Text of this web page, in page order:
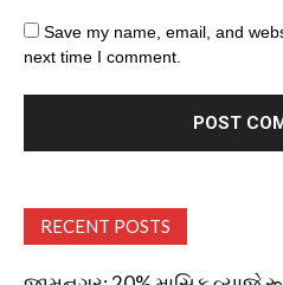
Save my name, email, and
next time I comment.
RECENT POSTS